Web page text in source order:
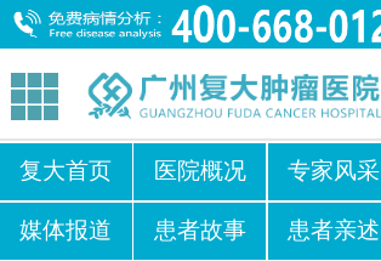
复大首页 医院概况 专家风采
媒体报道 患者故事 患者亲述